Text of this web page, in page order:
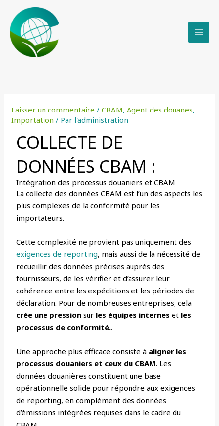
content
Laisser un commentaire /CBAM,Agent des douanes,
Importation / Par l'administration
COLLECTE DE
DONNÉES CBAM :
Intégration des processus douaniers et CBAM
La collecte des données CBAM est l’un des aspects les
plus complexes de la conformité pour les
importateurs.
Cette complexité ne provient pas uniquement des
exigences de reporting, mais aussi de la nécessité de
recueillir des données précises auprès des
fournisseurs, de les vérifier et d’assurer leur
cohérence entre les expéditions et les périodes de
déclaration. Pour de nombreuses entreprises, cela
crée une pression sur les équipes internes et les
processus de conformité..
Une approche plus efficace consiste à aligner les
processus douaniers et ceux du CBAM. Les
données douanières constituent une base
opérationnelle solide pour répondre aux exigences
de reporting, en complément des données
d’émissions intégrées requises dans le cadre du